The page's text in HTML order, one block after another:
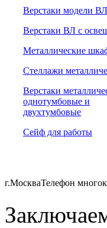
Верстаки модели ВЛ
Верстаки ВЛ с
Металлические
Стеллажи
Верстаки
однотумбовые и
двухтумбовые
Сейф для работы
г.МоскваТелефон